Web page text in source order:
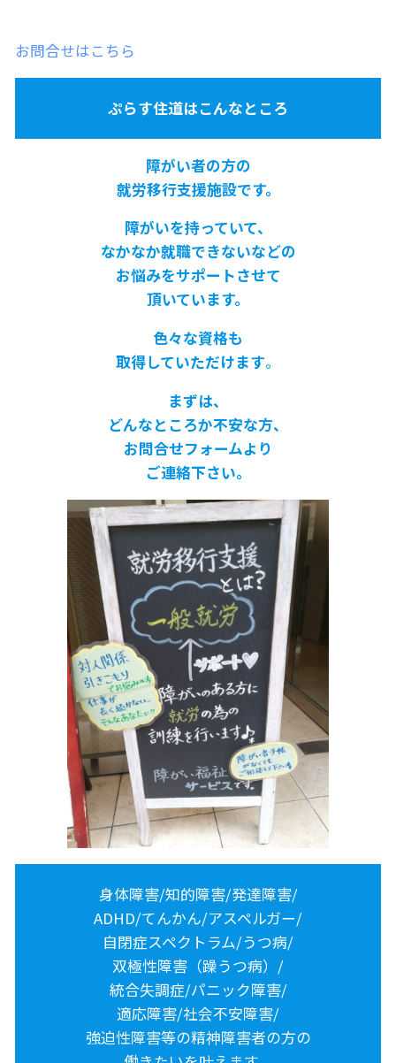
お問合せはこちら
ぷらす住道はこんなところ
障がい者の方の
就労移行支援施設です。
障がいを持っていて、
なかなか就職できないなどの
お悩みをサポートさせて
頂いています。
色々な資格も
取得していただけます。
まずは、
どんなところか不安な方、
お問合せフォームより
ご連絡下さい。
身体障害/知的障害/発達障害/
ADHD/てんかん/アスペルガー/
自閉症スペクトラム/うつ病/
双極性障害（躁うつ病）/
統合失調症/パニック障害/
適応障害/社会不安障害/
強迫性障害等の精神障害者の方の